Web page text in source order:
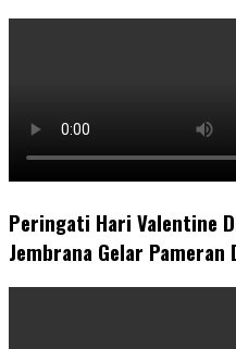
Peringati Hari Valentine
Jembrana Gelar Pameran